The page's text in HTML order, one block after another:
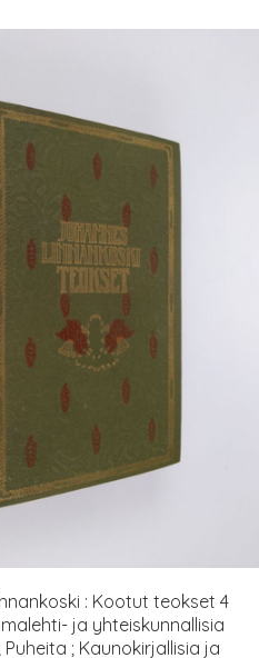
: Kootut teokset 4
ja yhteiskunnallisia
Puheita ; Kaunokirjallisia ja